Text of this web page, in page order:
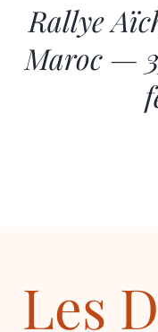
Rallye
Maroc —
Les